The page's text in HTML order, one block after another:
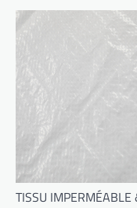
TISSU IMPERMÉABLE